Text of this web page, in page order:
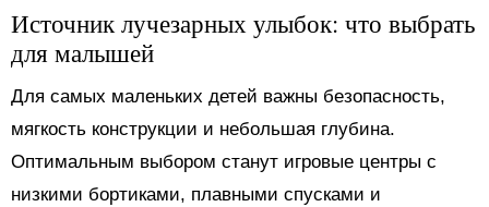
Источник лучезарных улыбок: что выбрать
для малышей
Для самых маленьких детей важны безопасность,
мягкость конструкции и небольшая глубина.
Оптимальным выбором станут игровые центры с
низкими бортиками, плавными спусками и